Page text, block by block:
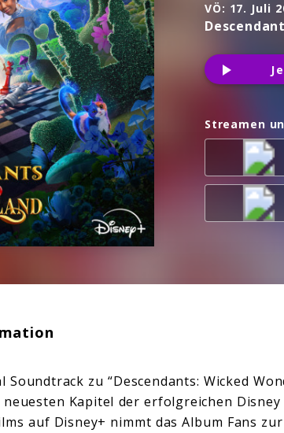
VÖ: 17. Juli
Streamen
Soundtrack zu “Descendants: Wicked
Kapitel der erfolgreichen Disney
auf Disney+ nimmt das Album Fans